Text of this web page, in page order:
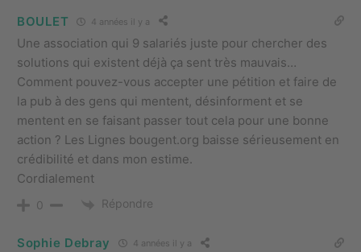
BOULET 4 années il y a
Une association qui 9 salariés juste pour chercher des
solutions qui existent déjà ça sent très mauvais…
Comment pouvez-vous accepter une pétition et faire de
la pub à des gens qui mentent, désinforment et se
mentent en se faisant passer tout cela pour une bonne
action ? Les Lignes bougent.org baisse sérieusement en
crédibilité et dans mon estime.
Cordialement
0 Répondre
Sophie Debray 4 années il y a